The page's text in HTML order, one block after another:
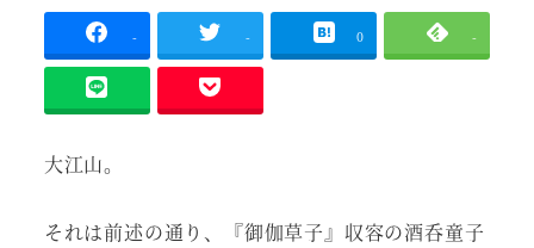
- - 0 -
大江山。
それは前述の通り、『御伽草子』収容の酒呑童子